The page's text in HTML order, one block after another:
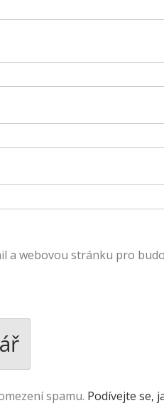
a webovou stránku pro
spamu. Podívejte se,